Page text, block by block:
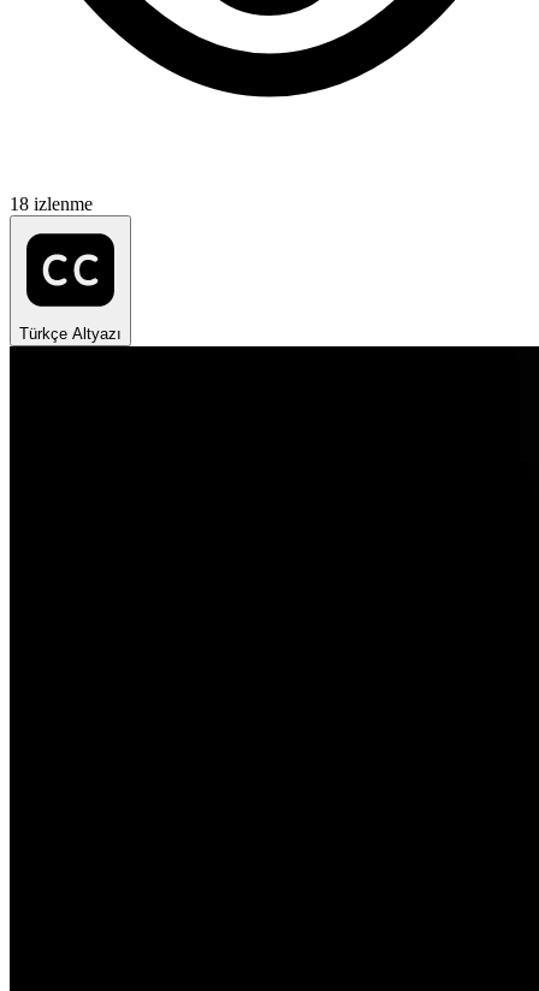
18 izlenme
Türkçe Altyazı